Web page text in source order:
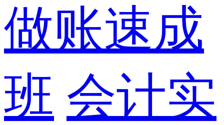
做账速成
班 会计实